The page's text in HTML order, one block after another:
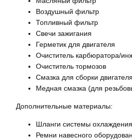
Воздушный фильтр
Топливный фильтр
Свечи зажигания
Герметик для двигателя
Очиститель карбюратора/
Очиститель тормозов
Смазка для сборки двигателя
Медная смазка (для
Дополнительные материалы:
Шланги системы
Ремни навесного